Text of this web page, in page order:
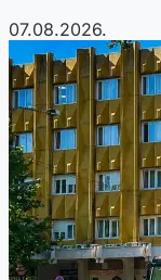
07.08.2026.